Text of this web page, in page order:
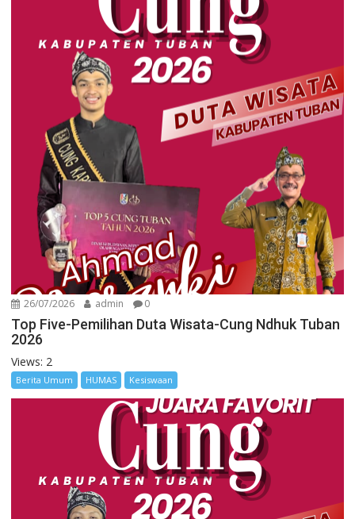
26/07/2026 admin 0
Top Five-Pemilihan Duta Wisata-Cung Ndhuk Tuban
2026
Views: 2
Berita Umum HUMAS Kesiswaan